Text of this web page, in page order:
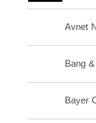
Avnet
Bang
Bayer